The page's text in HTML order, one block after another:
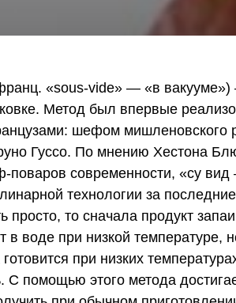
«sous-vide» — «в вакууме»)
Метод был впервые
шефом мишленовского
Гуссо. По мнению Хестона
поваров современности, «су
технологии за
просто, то сначала продукт
в воде при низкой
при низких
С помощью этого метода